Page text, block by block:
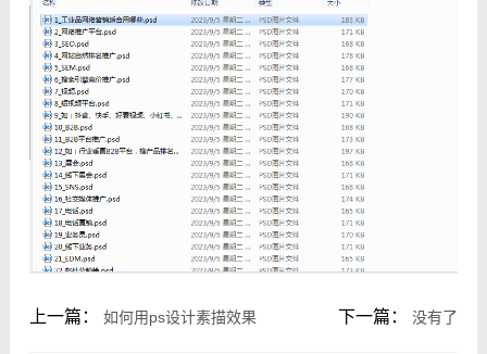
上一篇： 如何用ps设计素描效果 下一篇：没有了